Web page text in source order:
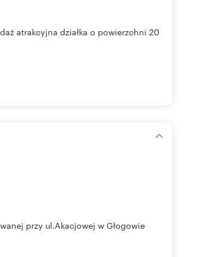
atrakcyjna działka o powierzchni 20
przy ul.Akacjowej w Głogowie